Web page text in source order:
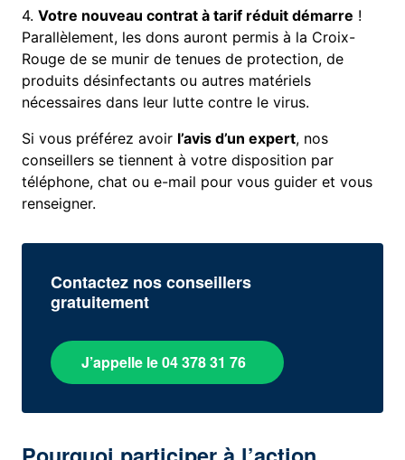
4.Votre nouveau contrat à tarif réduit démarre !
Parallèlement, les dons auront permis à la Croix-
Rouge de se munir de tenues de protection, de
produits désinfectants ou autres matériels
nécessaires dans leur lutte contre le virus.
Si vous préférez avoir l’avis d’un expert, nos
conseillers se tiennent à votre disposition par
téléphone, chat ou e-mail pour vous guider et vous
renseigner.
Contactez nos conseillers
gratuitement
J’appelle le 04 378 31 76